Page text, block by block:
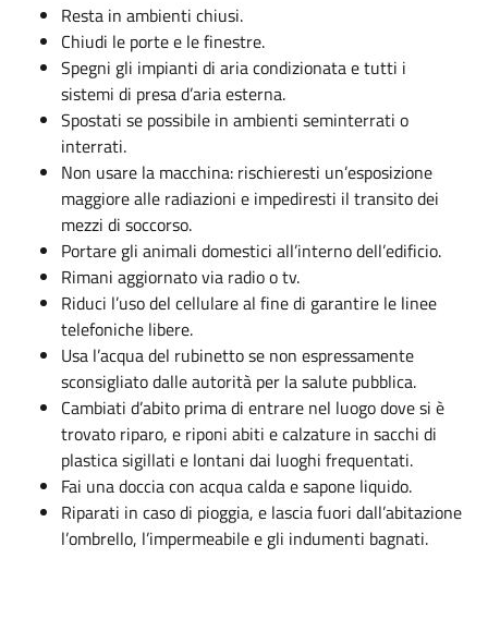
Resta in ambienti chiusi.
Chiudi le porte e le finestre.
Spegni gli impianti di aria condizionata e tutti i
sistemi di presa d’aria esterna.
Spostati se possibile in ambienti seminterrati o
interrati.
Non usare la macchina: rischieresti un’esposizione
maggiore alle radiazioni e impediresti il transito dei
mezzi di soccorso.
Portare gli animali domestici all’interno dell’edificio.
Rimani aggiornato via radio o tv.
Riduci l’uso del cellulare al fine di garantire le linee
telefoniche libere.
Usa l’acqua del rubinetto se non espressamente
sconsigliato dalle autorità per la salute pubblica.
Cambiati d’abito prima di entrare nel luogo dove si è
trovato riparo, e riponi abiti e calzature in sacchi di
plastica sigillati e lontani dai luoghi frequentati.
Fai una doccia con acqua calda e sapone liquido.
Riparati in caso di pioggia, e lascia fuori dall’abitazione
l’ombrello, l’impermeabile e gli indumenti bagnati.